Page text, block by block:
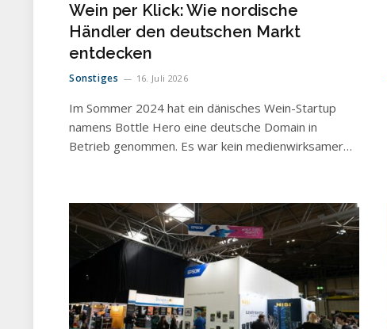
Wein per Klick: Wie nordische
Händler den deutschen Markt
entdecken
Sonstiges 16. Juli 2026
Im Sommer 2024 hat ein dänisches Wein-Startup
namens Bottle Hero eine deutsche Domain in
Betrieb genommen. Es war kein medienwirksamer…